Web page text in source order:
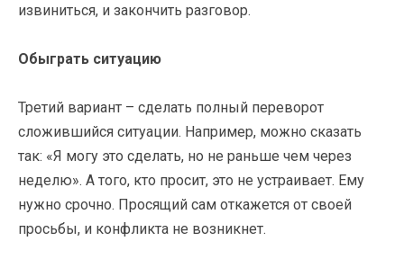
извиниться, и закончить разговор.
Обыграть ситуацию
Третий вариант – сделать полный переворот
сложившийся ситуации. Например, можно сказать
так: «Я могу это сделать, но не раньше чем через
неделю». А того, кто просит, это не устраивает. Ему
нужно срочно. Просящий сам откажется от своей
просьбы, и конфликта не возникнет.